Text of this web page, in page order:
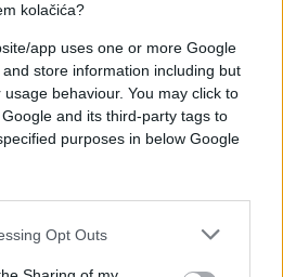
kolačića?
app uses one or more Google
store information including but
behaviour. You may click to
and its third-party tags to
purposes in below Google
Opt Outs